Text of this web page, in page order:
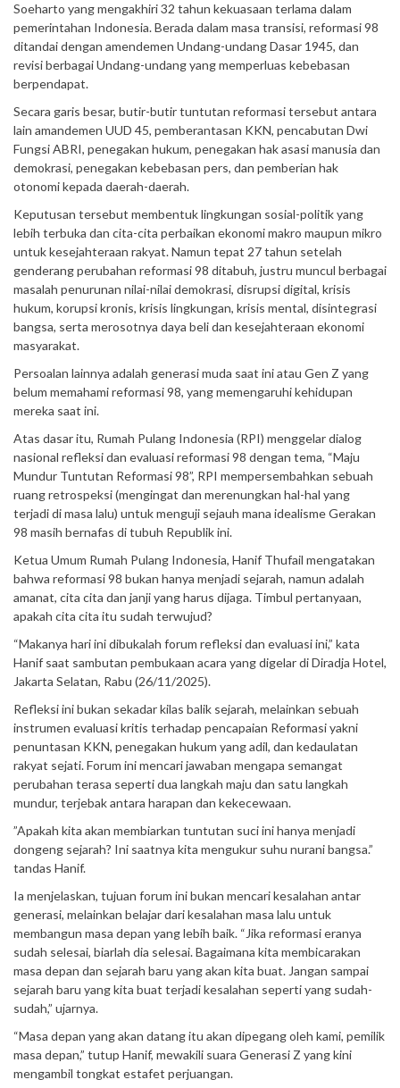
Soeharto yang mengakhiri 32 tahun kekuasaan terlama dalam
pemerintahan Indonesia. Berada dalam masa transisi, reformasi 98
ditandai dengan amendemen Undang-undang Dasar 1945, dan
revisi berbagai Undang-undang yang memperluas kebebasan
berpendapat.
Secara garis besar, butir-butir tuntutan reformasi tersebut antara
lain amandemen UUD 45, pemberantasan KKN, pencabutan Dwi
Fungsi ABRI, penegakan hukum, penegakan hak asasi manusia dan
demokrasi, penegakan kebebasan pers, dan pemberian hak
otonomi kepada daerah-daerah.
Keputusan tersebut membentuk lingkungan sosial-politik yang
lebih terbuka dan cita-cita perbaikan ekonomi makro maupun mikro
untuk kesejahteraan rakyat. Namun tepat 27 tahun setelah
genderang perubahan reformasi 98 ditabuh, justru muncul berbagai
masalah penurunan nilai-nilai demokrasi, disrupsi digital, krisis
hukum, korupsi kronis, krisis lingkungan, krisis mental, disintegrasi
bangsa, serta merosotnya daya beli dan kesejahteraan ekonomi
masyarakat.
Persoalan lainnya adalah generasi muda saat ini atau Gen Z yang
belum memahami reformasi 98, yang memengaruhi kehidupan
mereka saat ini.
Atas dasar itu, Rumah Pulang Indonesia (RPI) menggelar dialog
nasional refleksi dan evaluasi reformasi 98 dengan tema, “Maju
Mundur Tuntutan Reformasi 98”, RPI mempersembahkan sebuah
ruang retrospeksi (mengingat dan merenungkan hal-hal yang
terjadi di masa lalu) untuk menguji sejauh mana idealisme Gerakan
98 masih bernafas di tubuh Republik ini.
Ketua Umum Rumah Pulang Indonesia, Hanif Thufail mengatakan
bahwa reformasi 98 bukan hanya menjadi sejarah, namun adalah
amanat, cita cita dan janji yang harus dijaga. Timbul pertanyaan,
apakah cita cita itu sudah terwujud?
“Makanya hari ini dibukalah forum refleksi dan evaluasi ini,” kata
Hanif saat sambutan pembukaan acara yang digelar di Diradja Hotel,
Jakarta Selatan, Rabu (26/11/2025).
​Refleksi ini bukan sekadar kilas balik sejarah, melainkan sebuah
instrumen evaluasi kritis terhadap pencapaian Reformasi yakni
penuntasan KKN, penegakan hukum yang adil, dan kedaulatan
rakyat sejati. Forum ini mencari jawaban mengapa semangat
perubahan terasa seperti dua langkah maju dan satu langkah
mundur, terjebak antara harapan dan kekecewaan.
​”Apakah kita akan membiarkan tuntutan suci ini hanya menjadi
dongeng sejarah? Ini saatnya kita mengukur suhu nurani bangsa.”
tandas Hanif.
Ia menjelaskan, tujuan forum ini bukan mencari kesalahan antar
generasi, melainkan belajar dari kesalahan masa lalu untuk
membangun masa depan yang lebih baik. “Jika reformasi eranya
sudah selesai, biarlah dia selesai. Bagaimana kita membicarakan
masa depan dan sejarah baru yang akan kita buat. Jangan sampai
sejarah baru yang kita buat terjadi kesalahan seperti yang sudah-
sudah,” ujarnya.
“Masa depan yang akan datang itu akan dipegang oleh kami, pemilik
masa depan,” tutup Hanif, mewakili suara Generasi Z yang kini
mengambil tongkat estafet perjuangan.